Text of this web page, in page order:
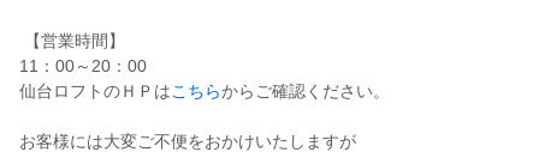
【営業時間】
11：00～20：00
仙台ロフトのＨＰはこちらからご確認ください。
お客様には大変ご不便をおかけいたしますが